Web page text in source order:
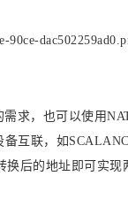
求，也可以使用
互联，如
后的地址即可实